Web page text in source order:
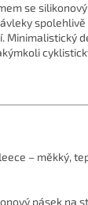
se
spolehlivě
Minimalistický
– měkký,
pásek na